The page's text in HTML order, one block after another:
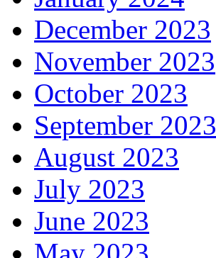
December 2023
November 2023
October 2023
September 2023
August 2023
July 2023
June 2023